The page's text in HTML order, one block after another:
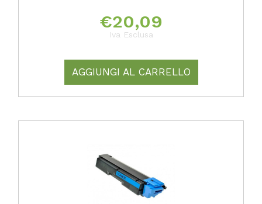
€20,09
Iva Esclusa
AGGIUNGI AL CARRELLO